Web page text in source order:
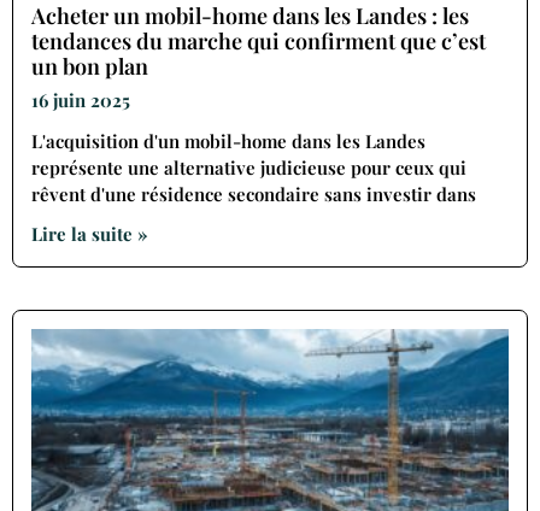
Acheter un mobil-home dans les Landes : les
tendances du marche qui confirment que c’est
un bon plan
16 juin 2025
L'acquisition d'un mobil-home dans les Landes
représente une alternative judicieuse pour ceux qui
rêvent d'une résidence secondaire sans investir dans
Lire la suite »